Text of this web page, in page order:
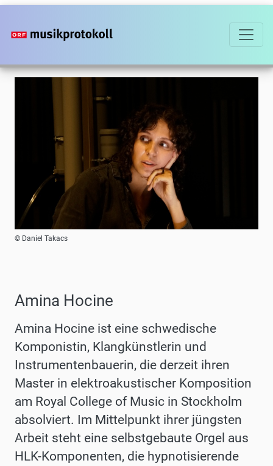
Direkt
zum
© Daniel Takacs
Amina Hocine
Amina Hocine ist eine schwedische
Komponistin, Klangkünstlerin und
Instrumentenbauerin, die derzeit ihren
Master in elektroakustischer Komposition
am Royal College of Music in Stockholm
absolviert. Im Mittelpunkt ihrer jüngsten
Arbeit steht eine selbstgebaute Orgel aus
HLK-Komponenten, die hypnotisierende